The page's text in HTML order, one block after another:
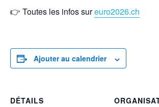
👉 Toutes les infos sureuro2026.ch
Ajouter au calendrier
DÉTAILS